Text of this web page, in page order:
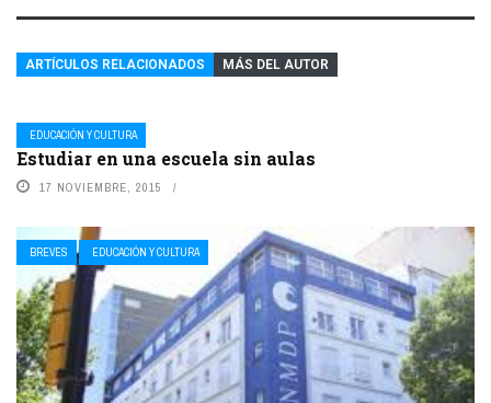
ARTÍCULOS RELACIONADOS MÁS DEL AUTOR
EDUCACIÓN Y CULTURA
Estudiar en una escuela sin aulas
17 NOVIEMBRE, 2015
BREVES EDUCACIÓN Y CULTURA